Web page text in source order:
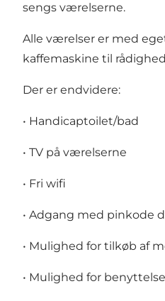
sengs værelserne.
Alle værelser er med
kaffemaskine til
Der er endvidere:
• Handicaptoilet/bad
• TV på værelserne
• Fri wifi
• Adgang med pinkode
• Mulighed for tilkøb af
• Mulighed for